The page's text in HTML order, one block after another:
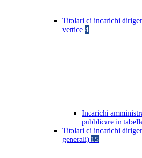
Titolari di incarichi
vertice 4
Incarichi
pubblicare in
Titolari di incarichi
generali) 15